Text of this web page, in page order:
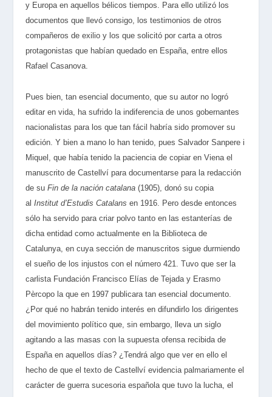
y Europa en aquellos bélicos tiempos. Para ello utilizó los
documentos que llevó consigo, los testimonios de otros
compañeros de exilio y los que solicitó por carta a otros
protagonistas que habían quedado en España, entre ellos
Rafael Casanova.
Pues bien, tan esencial documento, que su autor no logró
editar en vida, ha sufrido la indiferencia de unos gobernantes
nacionalistas para los que tan fácil habría sido promover su
edición. Y bien a mano lo han tenido, pues Salvador Sanpere i
Miquel, que había tenido la paciencia de copiar en Viena el
manuscrito de Castellví para documentarse para la redacción
de suFin de la nación catalana (1905), donó su copia
alInstitut d’Estudis Catalans en 1916. Pero desde entonces
sólo ha servido para criar polvo tanto en las estanterías de
dicha entidad como actualmente en la Biblioteca de
Catalunya, en cuya sección de manuscritos sigue durmiendo
el sueño de los injustos con el número 421. Tuvo que ser la
carlista Fundación Francisco Elías de Tejada y Erasmo
Pèrcopo la que en 1997 publicara tan esencial documento.
¿Por qué no habrán tenido interés en difundirlo los dirigentes
del movimiento político que, sin embargo, lleva un siglo
agitando a las masas con la supuesta ofensa recibida de
España en aquellos días? ¿Tendrá algo que ver en ello el
hecho de que el texto de Castellví evidencia palmariamente el
carácter de guerra sucesoria española que tuvo la lucha, el